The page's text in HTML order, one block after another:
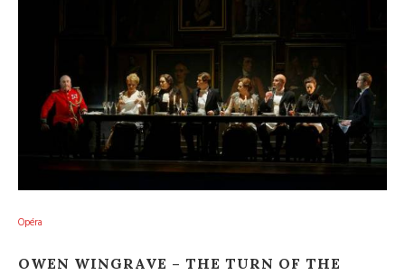
Opéra
OWEN WINGRAVE – THE TURN OF THE